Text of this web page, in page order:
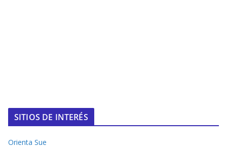
SITIOS DE INTERÉS
Orienta Sue